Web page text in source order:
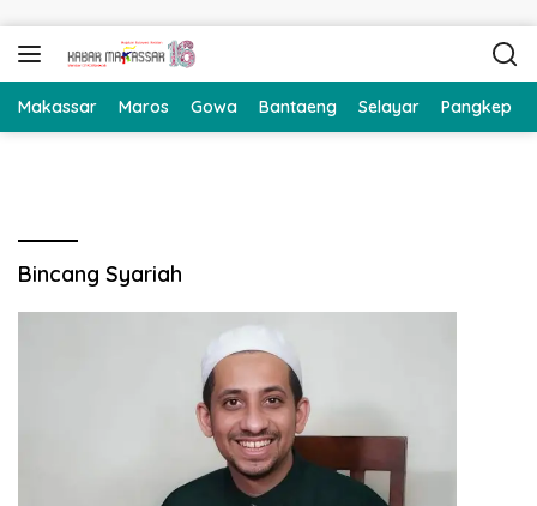
Makassar Maros Gowa Bantaeng Selayar Pangkep
Bincang Syariah